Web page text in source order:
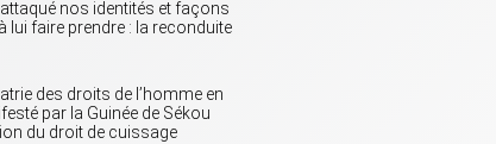
nos identités et façons
lui faire prendre : la reconduite
des droits de l’homme en
par la Guinée de Sékou
du droit de cuissage